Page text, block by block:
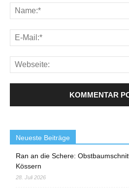
Neueste Beiträge
Ran an die Schere:
Kössern
28. Juli 2026